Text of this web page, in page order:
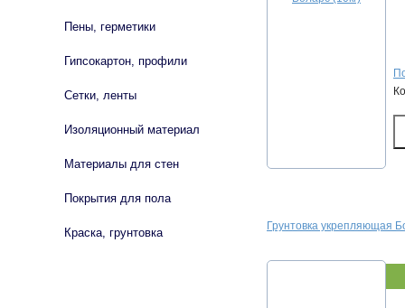
Грунтовка укрепляющая
Пены, герметики
Гипсокартон, профили
Сетки, ленты
Изоляционный материал
Материалы для стен
Покрытия для пола
Краска, грунтовка